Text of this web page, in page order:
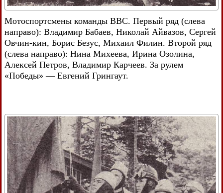
Мотоспортсмены команды ВВС. Первый ряд (слева
направо): Владимир Бабаев, Николай Айвазов, Сергей
Овчин-кин, Борис Безус, Михаил Филин. Второй ряд
(слева направо): Нина Михеева, Ирина Озолина,
Алексей Петров, Владимир Карчеев. За рулем
«Победы» — Евгений Грингаут.